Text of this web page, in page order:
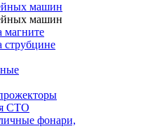
машин
машин
магните
струбцине
СТО
фонари,